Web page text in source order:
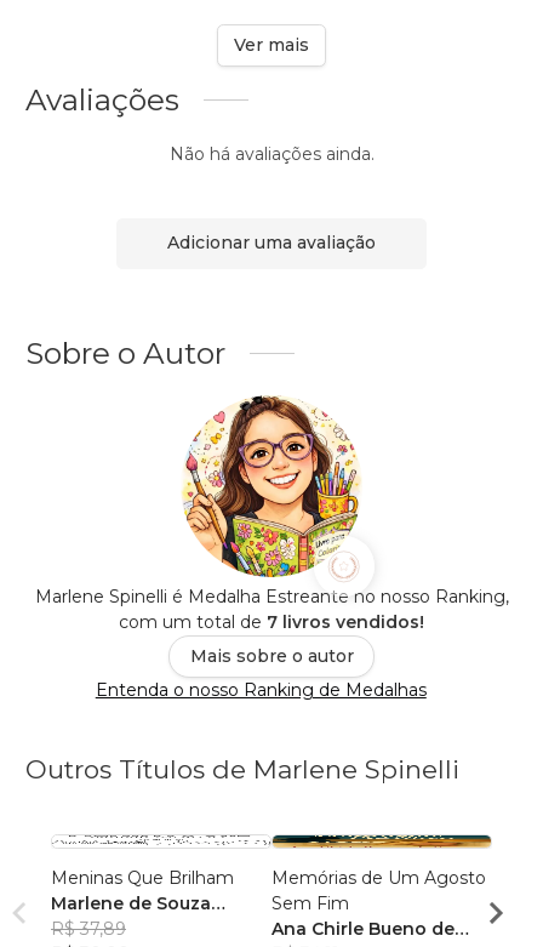
Ver mais
Avaliações
Não há avaliações ainda.
Adicionar uma avaliação
Sobre o Autor
Marlene Spinelli é Medalha Estreante no nosso Ranking,
com um total de 7 livros vendidos!
Mais sobre o autor
Entenda o nosso Ranking de Medalhas
Outros Títulos de Marlene Spinelli
Meninas Que Brilham
Marlene de Souza
Spinelli
R$ 37,89
Memórias de Um Agosto
Sem Fim
Ana Chirle Bueno de
Ana